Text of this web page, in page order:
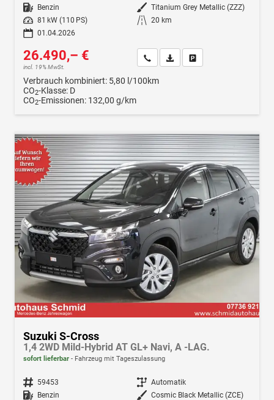
Kraftstoff Benzin Außenfarbe Titanium Grey Metallic (ZZZ)
Leistung
81 kW (110 PS) Kilometerstand 20 km
01.04.2026
26.490,– €
incl. 19% MwSt.
Wir rufen Sie anFahrzeugexposé (PDF)
Verbrauch kombiniert: 5,80 l/100km
CO2-Klasse: D
CO2-Emissionen: 132,00 g/km
Suzuki S-Cross
1,4 2WD Mild-Hybrid AT GL+ Navi, A -LAG.
sofort lieferbar Fahrzeug mit Tageszulassung
Fahrzeugnr. 59453 Getriebe Automatik
Kraftstoff Benzin Außenfarbe Cosmic Black Metallic (ZCE)